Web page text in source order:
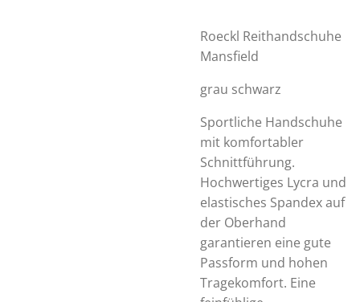
Roeckl Reithandschuhe
Mansfield
grau schwarz
Sportliche Handschuhe
mit komfortabler
Schnittführung.
Hochwertiges Lycra und
elastisches Spandex auf
der Oberhand
garantieren eine gute
Passform und hohen
Tragekomfort. Eine